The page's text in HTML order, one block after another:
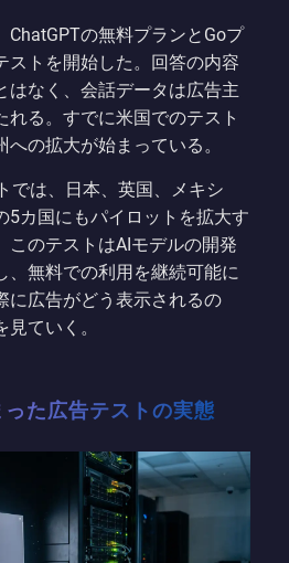
ChatGPTの無料プランとGoプ
ストを開始した。回答の内容
はなく、会話データは広告主
れる。すでに米国でのテスト
の拡大が始まっている。
では、日本、英国、メキシ
5カ国にもパイロットを拡大す
このテストはAIモデルの開発
、無料での利用を継続可能に
に広告がどう表示されるの
ていく。
た広告テストの実態